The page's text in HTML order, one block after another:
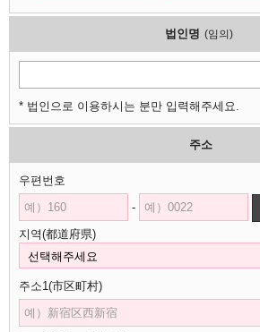
법인명 (임의)
* 법인으로 이용하시는 분만 입력해주세요.
주소
우편번호
-
지역(都道府県)
주소1(市区町村)